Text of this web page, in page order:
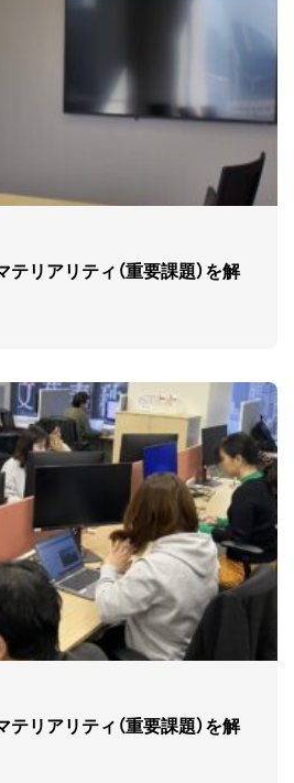
リアリティ（重要課題）を解
リアリティ（重要課題）を解